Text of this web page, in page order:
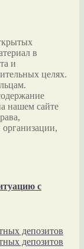
в
и
целях.
нашем сайте
с